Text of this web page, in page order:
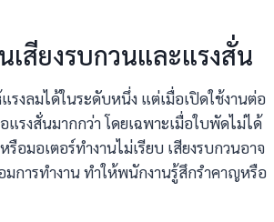
เสียงรบกวนและแรงสั่น
รงลมได้ในระดับหนึ่ง แต่เมื่อเปิดใช้งานต่อ
แรงสั่นมากกว่า โดยเฉพาะเมื่อใบพัดไม่ได้
รือมอเตอร์ทำงานไม่เรียบ เสียงรบกวนอาจ
การทำงาน ทำให้พนักงานรู้สึกรำคาญหรือ